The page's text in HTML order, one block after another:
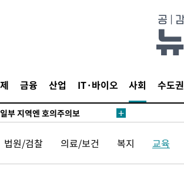
금융 산업 IT·바이오 사회 수도권
투표…金 47.75%·鄭
호 7번 의미보단 팀 위해 뛸
당 30㎜ '강한 비'[내일날씨]
부 지역엔 호의주의보
기고 담벼락 붕괴
…감정가 1.3억원
법원/검찰 의료/보건 복지 교육